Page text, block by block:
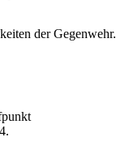
der Gegenwehr.